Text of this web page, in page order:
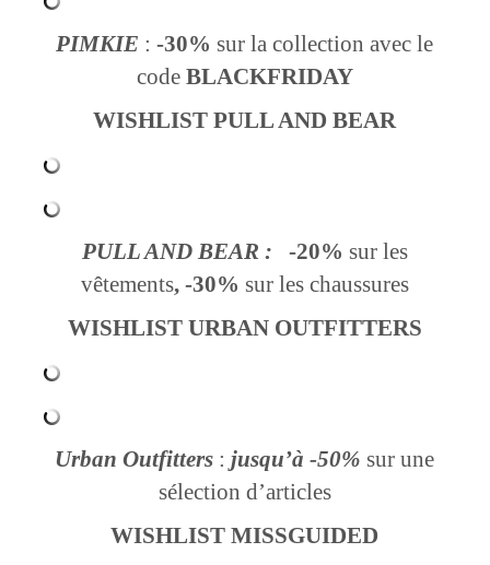
PIMKIE :-30% sur la collection avec le
code BLACKFRIDAY
WISHLIST PULL AND BEAR
PULL AND BEAR : -20% sur les
vêtements, -30% sur les chaussures
WISHLIST URBAN OUTFITTERS
Urban Outfitters :jusqu’à -50% sur une
sélection d’articles
WISHLIST MISSGUIDED